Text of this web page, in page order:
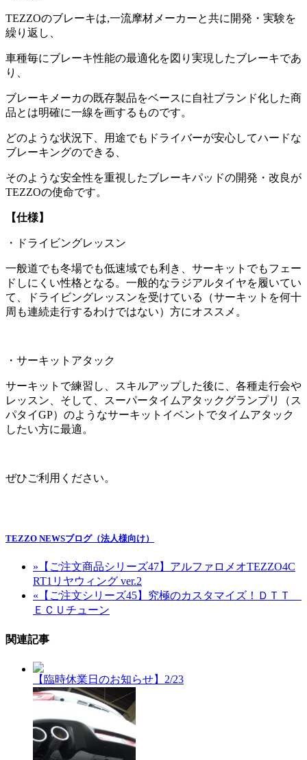
TEZZOのブレーキは,一流摩材メーカーと共に開発・実験を
繰り返し、
車種毎にブレーキ性能の最適化を図り実現したブレーキであ
り、
ブレーキメーカの既存製品をベースに自社ブランド化した商
品とは明確に一線を画するものです。
どのような状況下、用途でもドライバーが安心してハードな
ブレーキングのできる、
そのような安全性を重視したブレーキパッドの開発・改良が
TEZZOの使命です。
【仕様】
・ドライビングレッスン
一般道でも冬場でも低速域でも利き、サーキットでもフェー
ドしにくい性格となる。一般的なラジアルタイヤを履いてい
て、ドライビングレッスンを受けている（サーキットを何十
周も連続走行するわけではない）方にオススメ。
・サーキットアタック
サーキットで練習し、スキルアップした後に、各種走行会や
レッスン、そして、スーパータイムアタックグランプリ（ス
パタイGP）のようなサーキットイベントでタイムアタック
したい方に最適。
ぜひご利用ください。
TEZZO NEWSブログ（法人様向け）
» 【ご注文商品シリーズ47】アルファロメオTEZZO4C
RT1リヤウィング ver.2
« 【ご注文シリーズ45】究極のカスタマイズ！ＤＴＴ
ＥＣＵチューン
関連記事
【臨時休業日のお知らせ】2/23